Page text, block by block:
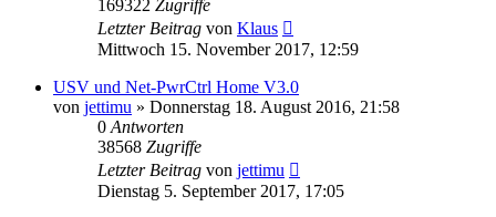
169322 Zugriffe
Letzter Beitrag von Klaus
Mittwoch 15. November 2017, 12:59
USV und Net-PwrCtrl Home V3.0
von jettimu » Donnerstag 18. August 2016, 21:58
0 Antworten
38568 Zugriffe
Letzter Beitrag von jettimu
Dienstag 5. September 2017, 17:05